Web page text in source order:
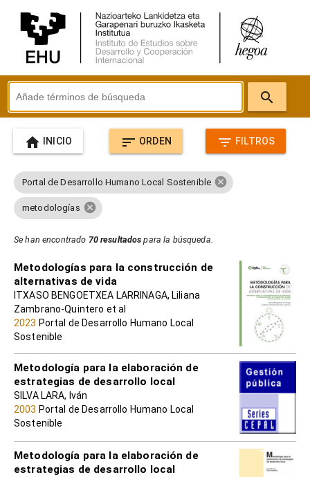
search
home INICIO sort ORDEN filter_list FILTROS
Portal de Desarrollo Humano Local Sostenible cancel
metodologías cancel
Se han encontrado 70 resultados para la búsqueda.
Metodologías para la construcción de
alternativas de vida
ITXASO BENGOETXEA LARRINAGA, Liliana
Zambrano-Quintero et al
2023 Portal de Desarrollo Humano Local
Sostenible
Metodología para la elaboración de
estrategias de desarrollo local
SILVA LARA, Iván
2003 Portal de Desarrollo Humano Local
Sostenible
Metodología para la elaboración de
estrategias de desarrollo local